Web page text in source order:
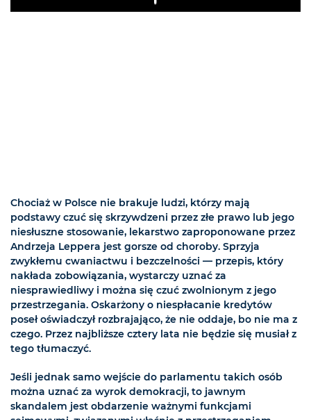
Play
Chociaż w Polsce nie brakuje ludzi, którzy mają
podstawy czuć się skrzywdzeni przez złe prawo lub jego
niesłuszne stosowanie, lekarstwo zaproponowane przez
Andrzeja Leppera jest gorsze od choroby. Sprzyja
zwykłemu cwaniactwu i bezczelności — przepis, który
nakłada zobowiązania, wystarczy uznać za
niesprawiedliwy i można się czuć zwolnionym z jego
przestrzegania. Oskarżony o niespłacanie kredytów
poseł oświadczył rozbrajająco, że nie oddaje, bo nie ma z
czego. Przez najbliższe cztery lata nie będzie się musiał z
tego tłumaczyć.
Jeśli jednak samo wejście do parlamentu takich osób
można uznać za wyrok demokracji, to jawnym
skandalem jest obdarzenie ważnymi funkcjami